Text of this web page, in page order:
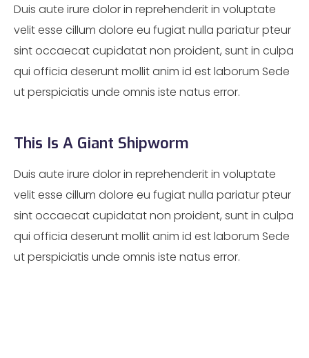
Duis aute irure dolor in reprehenderit in voluptate
velit esse cillum dolore eu fugiat nulla pariatur pteur
sint occaecat cupidatat non proident, sunt in culpa
qui officia deserunt mollit anim id est laborum Sede
ut perspiciatis unde omnis iste natus error.
This Is A Giant Shipworm
Duis aute irure dolor in reprehenderit in voluptate
velit esse cillum dolore eu fugiat nulla pariatur pteur
sint occaecat cupidatat non proident, sunt in culpa
qui officia deserunt mollit anim id est laborum Sede
ut perspiciatis unde omnis iste natus error.